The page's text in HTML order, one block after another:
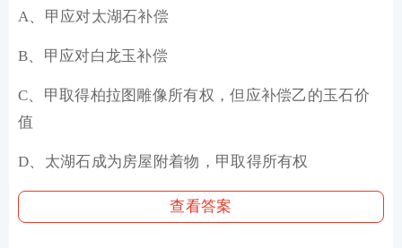
A、甲应对太湖石补偿
B、甲应对白龙玉补偿
C、甲取得柏拉图雕像所有权，但应补偿乙的玉石价
值
D、太湖石成为房屋附着物，甲取得所有权
查看答案